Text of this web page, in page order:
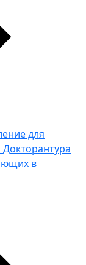
для
Докторантура
в